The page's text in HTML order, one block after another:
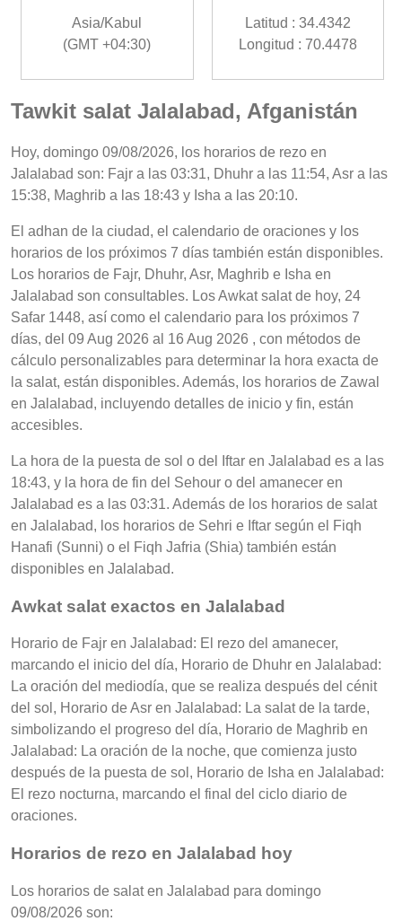
Asia/Kabul
(GMT +04:30)
Latitud : 34.4342
Longitud : 70.4478
Tawkit salat Jalalabad, Afganistán
Hoy, domingo 09/08/2026, los horarios de rezo en
Jalalabad son: Fajr a las 03:31, Dhuhr a las 11:54, Asr a las
15:38, Maghrib a las 18:43 y Isha a las 20:10.
El adhan de la ciudad, el calendario de oraciones y los
horarios de los próximos 7 días también están disponibles.
Los horarios de Fajr, Dhuhr, Asr, Maghrib e Isha en
Jalalabad son consultables. Los Awkat salat de hoy, 24
Safar 1448, así como el calendario para los próximos 7
días, del 09 Aug 2026 al 16 Aug 2026 , con métodos de
cálculo personalizables para determinar la hora exacta de
la salat, están disponibles. Además, los horarios de Zawal
en Jalalabad, incluyendo detalles de inicio y fin, están
accesibles.
La hora de la puesta de sol o del Iftar en Jalalabad es a las
18:43, y la hora de fin del Sehour o del amanecer en
Jalalabad es a las 03:31. Además de los horarios de salat
en Jalalabad, los horarios de Sehri e Iftar según el Fiqh
Hanafi (Sunni) o el Fiqh Jafria (Shia) también están
disponibles en Jalalabad.
Awkat salat exactos en Jalalabad
Horario de Fajr en Jalalabad: El rezo del amanecer,
marcando el inicio del día, Horario de Dhuhr en Jalalabad:
La oración del mediodía, que se realiza después del cénit
del sol, Horario de Asr en Jalalabad: La salat de la tarde,
simbolizando el progreso del día, Horario de Maghrib en
Jalalabad: La oración de la noche, que comienza justo
después de la puesta de sol, Horario de Isha en Jalalabad:
El rezo nocturna, marcando el final del ciclo diario de
oraciones.
Horarios de rezo en Jalalabad hoy
Los horarios de salat en Jalalabad para domingo
09/08/2026 son: